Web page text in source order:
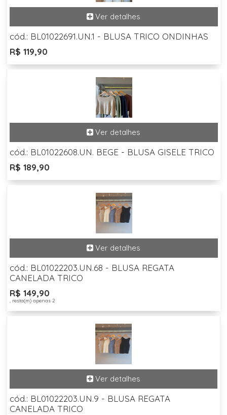
cód.: BL01022691.UN.1 - BLUSA TRICO ONDINHAS
R$ 119,90
cód.: BL01022608.UN. BEGE - BLUSA GISELE TRICO
R$ 189,90
cód.: BL01022203.UN.68 - BLUSA REGATA
CANELADA TRICO
R$ 149,90
, resta(m) apenas 2
cód.: BL01022203.UN.9 - BLUSA REGATA
CANELADA TRICO